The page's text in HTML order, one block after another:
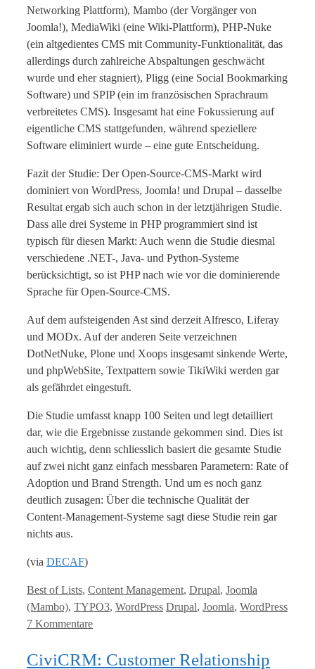
Networking Plattform), Mambo (der Vorgänger von
Joomla!), MediaWiki (eine Wiki-Plattform), PHP-Nuke
(ein altgedientes CMS mit Community-Funktionalität, das
allerdings durch zahlreiche Abspaltungen geschwächt
wurde und eher stagniert), Pligg (eine Social Bookmarking
Software) und SPIP (ein im französischen Sprachraum
verbreitetes CMS). Insgesamt hat eine Fokussierung auf
eigentliche CMS stattgefunden, während speziellere
Software eliminiert wurde – eine gute Entscheidung.
Fazit der Studie: Der Open-Source-CMS-Markt wird
dominiert von WordPress, Joomla! und Drupal – dasselbe
Resultat ergab sich auch schon in der letztjährigen Studie.
Dass alle drei Systeme in PHP programmiert sind ist
typisch für diesen Markt: Auch wenn die Studie diesmal
verschiedene .NET-, Java- und Python-Systeme
berücksichtigt, so ist PHP nach wie vor die dominierende
Sprache für Open-Source-CMS.
Auf dem aufsteigenden Ast sind derzeit Alfresco, Liferay
und MODx. Auf der anderen Seite verzeichnen
DotNetNuke, Plone und Xoops insgesamt sinkende Werte,
und phpWebSite, Textpattern sowie TikiWiki werden gar
als gefährdet eingestuft.
Die Studie umfasst knapp 100 Seiten und legt detailliert
dar, wie die Ergebnisse zustande gekommen sind. Dies ist
auch wichtig, denn schliesslich basiert die gesamte Studie
auf zwei nicht ganz einfach messbaren Parametern: Rate of
Adoption und Brand Strength. Und um es noch ganz
deutlich zusagen: Über die technische Qualität der
Content-Management-Systeme sagt diese Studie rein gar
nichts aus.
(via DECAF)
Kategorien
Best of Lists, Content Management, Drupal, Joomla
(Mambo), TYPO3, WordPress Tags
Drupal, Joomla, WordPress
7 Kommentare
CiviCRM: Customer Relationship